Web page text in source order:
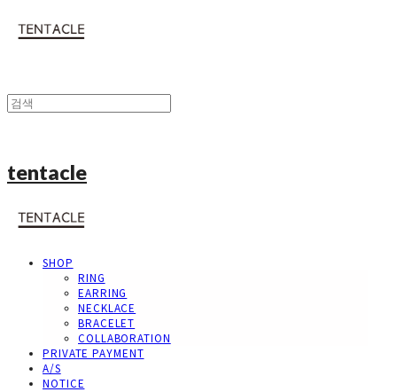
tentacle
SHOP
RING
EARRING
NECKLACE
BRACELET
COLLABORATION
PRIVATE PAYMENT
A/S
NOTICE